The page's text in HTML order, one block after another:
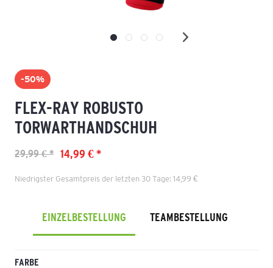
-50%
FLEX-RAY ROBUSTO
TORWARTHANDSCHUH
14,99 € *
29,99 € *
Niedrigster Gesamtpreis der letzten 30 Tage: 14,99 €
EINZELBESTELLUNG TEAMBESTELLUNG
FARBE